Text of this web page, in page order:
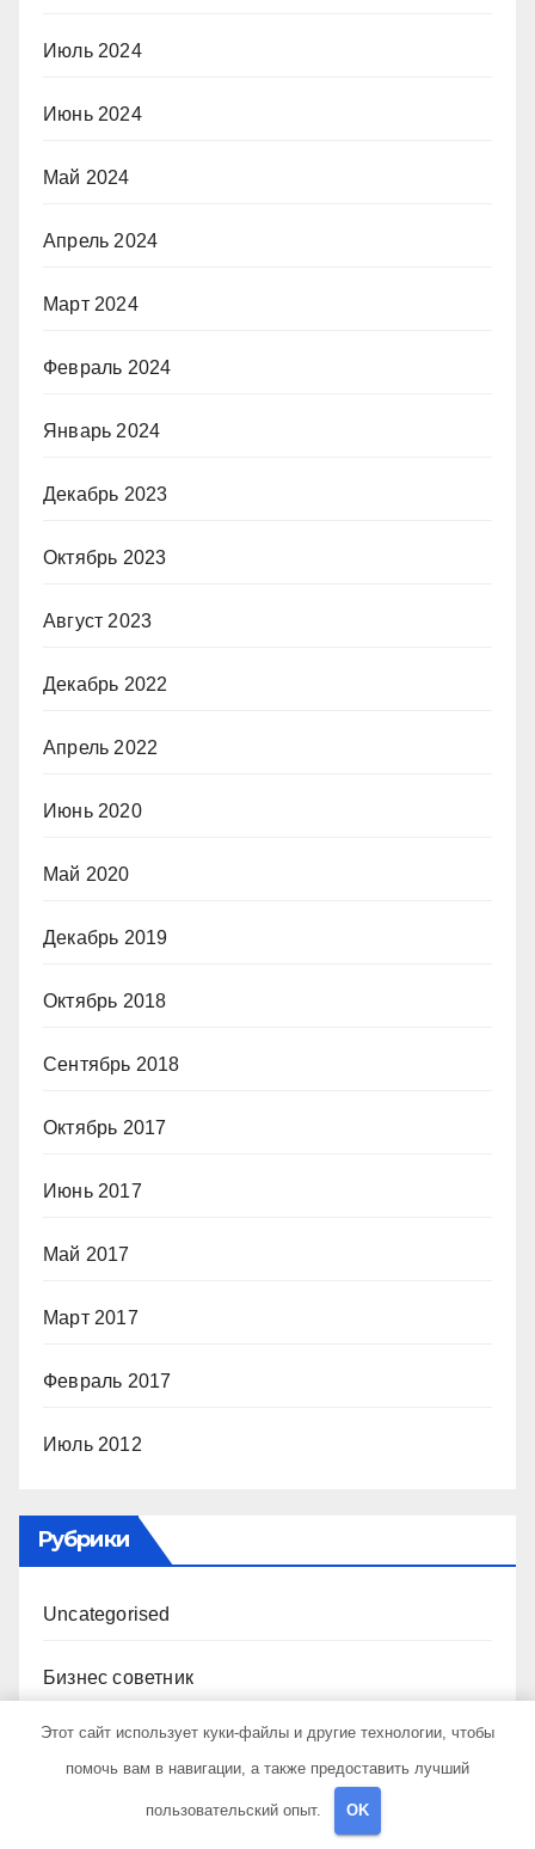
Июль 2024
Июнь 2024
Май 2024
Апрель 2024
Март 2024
Февраль 2024
Январь 2024
Декабрь 2023
Октябрь 2023
Август 2023
Декабрь 2022
Апрель 2022
Июнь 2020
Май 2020
Декабрь 2019
Октябрь 2018
Сентябрь 2018
Октябрь 2017
Июнь 2017
Май 2017
Март 2017
Февраль 2017
Июль 2012
Рубрики
Uncategorised
Бизнес советник
Гараж и авто
Дача, участок
Этот сайт использует куки-файлы и другие технологии, чтобы
помочь вам в навигации, а также предоставить лучший
пользовательский опыт. OK